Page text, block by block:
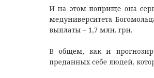
И на этом поприще она
медуниверситета
выплаты – 1,7 млн. грн.
В общем, как и
преданных себе людей,